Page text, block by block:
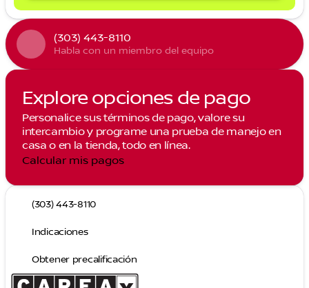
(303) 443-8110
Habla con un miembro del equipo
Explore opciones de pago
Personalice sus términos de pago, valore su
intercambio y programe una prueba de manejo en
casa o en la tienda, todo en línea.
Calcular mis pagos
(303) 443-8110
Indicaciones
Obtener precalificación